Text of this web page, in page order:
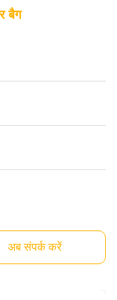
बैग
अब संपर्क करें